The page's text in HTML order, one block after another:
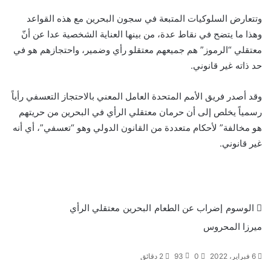
وتتعارض السلوكيات المتبعة في سجون البحرين مع هذه القواعد
وهذا ما يتضح في نقاط عدة، من بينها العناية الشخصية عدا عن أنّ
معتقلي “الرموز” هم جميعهم معتقلو رأي وضمير، واحتجازهم هو في
حد ذاته غير قانوني.
وقد أصدر فريق الأمم المتحدة العامل المعني بالاحتجاز التعسفي رأياً
رسمياً يخلص إلى أن حرمان معتقلي الرأي في البحرين من حريتهم
هو مخالفة” لأحكام متعددة من القانون الدولي وهو “تعسفي”، أي أنه
غير قانوني.
الوسوم إضراب عن الطعام البحرين معتقلي الرأي
ميرزا المحروس
6 فبراير، 2022 0
93